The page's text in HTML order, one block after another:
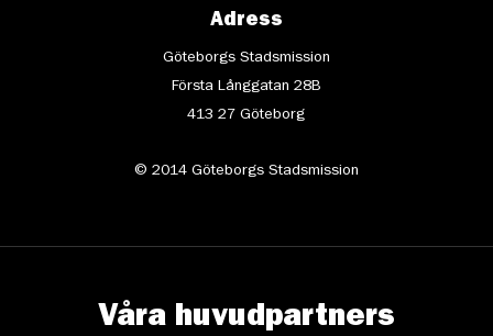
Adress
Göteborgs Stadsmission
Första Långgatan 28B
413 27 Göteborg
© 2014 Göteborgs Stadsmission
Våra huvudpartners